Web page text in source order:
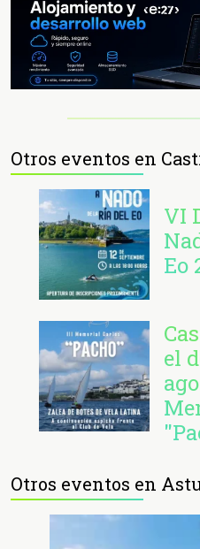
Otros eventos en
VI
Eo
el
Otros eventos en